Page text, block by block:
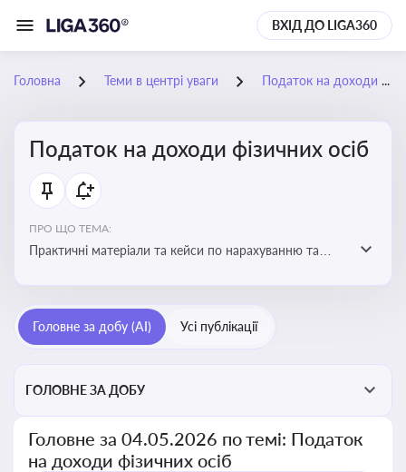
ВХІД ДО LIGA360
Головна Теми в центрі уваги Податок на доходи фізичних осіб
Податок на доходи фізичних осіб
ПРО ЩО ТЕМА:
Практичні матеріали та кейси по нарахуванню та
Головне за добу (AI) Усі публікації
ГОЛОВНЕ ЗА ДОБУ
Головне за 04.05.2026 по темі: Податок
на доходи фізичних осіб